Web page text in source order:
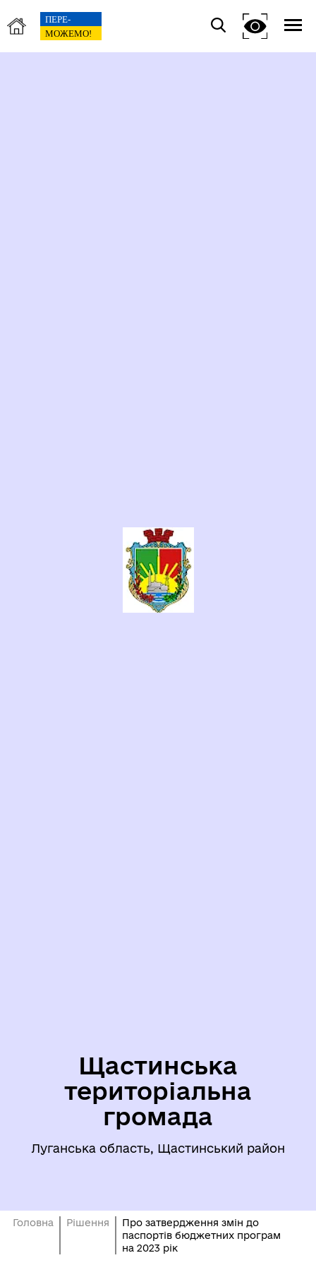
Щастинська
територіальна
громада
Луганська область, Щастинський район
Головна Рішення
Про затвердження змін до
паспортів бюджетних програм
на 2023 рік